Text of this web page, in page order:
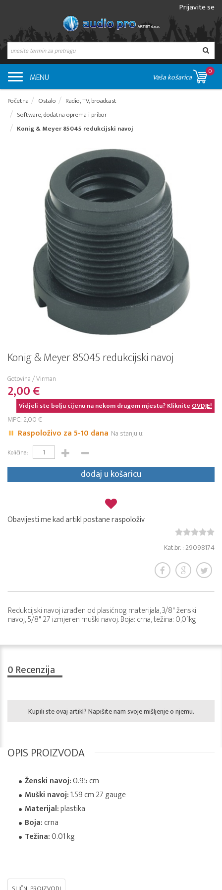
Prijavite se
MENU Vaša košarica
0
Početna Ostalo
Radio, TV, broadcast
Software, dodatna oprema i pribor
Konig & Meyer 85045 redukcijski navoj
Konig & Meyer 85045 redukcijski navoj
Gotovina / Virman
2,00 €
Vidjeli ste bolju cijenu na nekom drugom mjestu? KlikniteOVDJE!
MPC: 2,00 €
Raspoloživo za 5-10 dana Na stanju u:
Količina:
dodaj u košaricu
Obavijesti me kad artikl postane raspoloživ
Kat.br. : 29098174
Redukcijski navoj izrađen od plasićnog materijala, 3/8" ženski
navoj, 5/8" 27 izmjeren muški navoj. Boja: crna, težina: 0,01kg
0 Recenzija
Kupili ste ovaj artikl? Napišite nam svoje mišljenje o njemu.
OPIS PROIZVODA
Ženski navoj:0.95 cm
Muški navoj:1.59 cm 27 gauge
Materijal:plastika
Boja:crna
Težina:0.01 kg